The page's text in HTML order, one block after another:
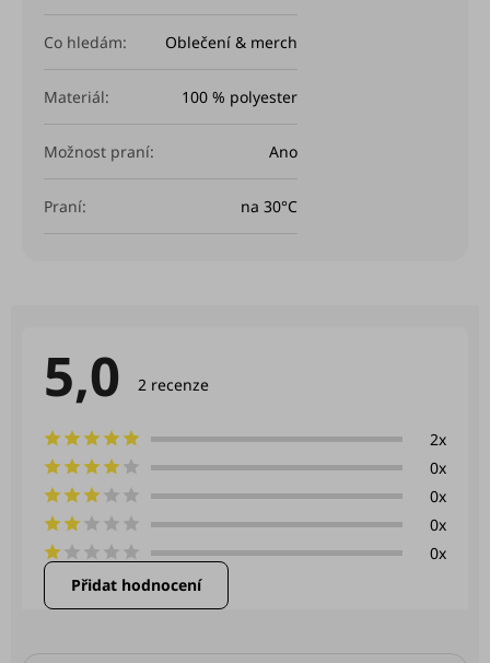
Co hledám: Oblečení & merch
Materiál: 100 % polyester
Možnost praní: Ano
Praní: na 30°C
5,0
hodnocení
5,0
5
hvězdiček.
2 recenze
2x
0x
0x
0x
0x
Přidat hodnocení